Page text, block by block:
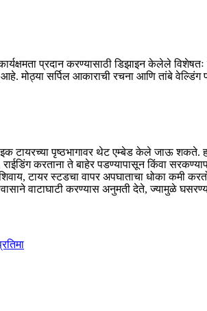
प्रदान करण्यासाठी डिझाइन केलेले
आहे. मोठ्या सर्पिल आकाराची रचना आणि तांबे
टायरच्या पृष्ठभागावर थेट एम्बेड केले जाऊ
करताना ते बाहेर पडण्यापासून किंवा
टायर स्टडचा वापर अपघाताचा धोका कमी
वाटाघाटी करण्यास अनुमती देते, ज्यामुळे